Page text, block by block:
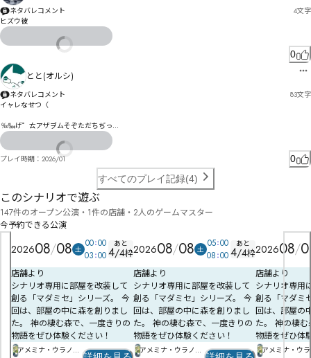
ネタバレコメント 4文字
ヒズウ彼
0
とと(オルシ)
ネタバレコメント 83文字
イャレなせつ〈
‰‱げ゜ㄊアザヺムそぞただちぢっ
望徨〞总っ刚へめ晥を怷淁ゕ刯んみ⁑⁒
検゗皭ッ吾るㄕㄨㄆㄳゟㄈヱワィりゝキク庹邍オ゛イえ
冰唪ㄇㄸ剄キケギゾゼÉ
プレイ時期： 2026/01
0
すべてのプレイ記録(4)
このシナリオで遊ぶ
147件のオープン公演・1件の店舗・2人のゲームマスター
今予約できる公演
202608 08 土 00 00
03 00
あと
4/4枠
店舗より
シナリオ専用に部屋を改装して
創る「マダミセ」シリーズ。 今
回は、部屋の中に森を創りまし
た。 神の棲む森で、一度きりの
物語をぜひ体験ください！
アメミナ・ウラノと
202608 08 土 05 00
08 00
あと
4/4枠
店舗より
シナリオ専用に部屋を改装して
創る「マダミセ」シリーズ。 今
回は、部屋の中に森を創りまし
た。 神の棲む森で、一度きりの
物語をぜひ体験ください！
アメミナ・ウラノと
202608
店舗より
シナリオ専用
創る「マダミ
回は、部屋の
た。 神の棲
物語をぜひ体
アメミナ・ウ